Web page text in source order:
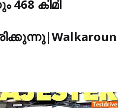
468 കിമി